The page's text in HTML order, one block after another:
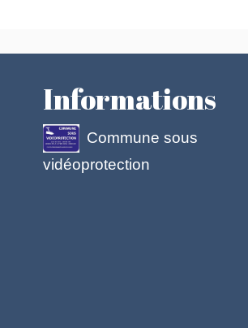
Informations
Commune sous
vidéoprotection